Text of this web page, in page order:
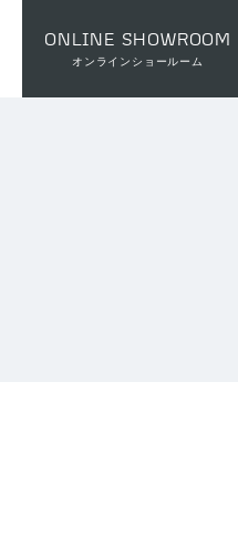
ONLINE SHOWROOM
オンラインショールーム